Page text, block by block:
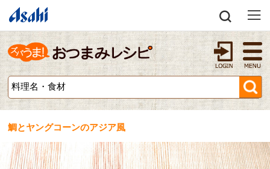
鯛とヤングコーンのアジア風